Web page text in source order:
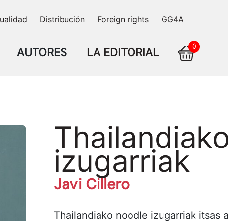
Distribución Foreign rights GG4A
AUTORES LA EDITORIAL 0
izugarriak
Javi Cillero
Thailandiako noodle izugarriak itsas